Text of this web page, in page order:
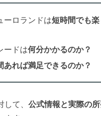
ーロランドは短時間でも
ードは何分かかるのか？
あれば満足できるのか？
て、 公式情報と実際の